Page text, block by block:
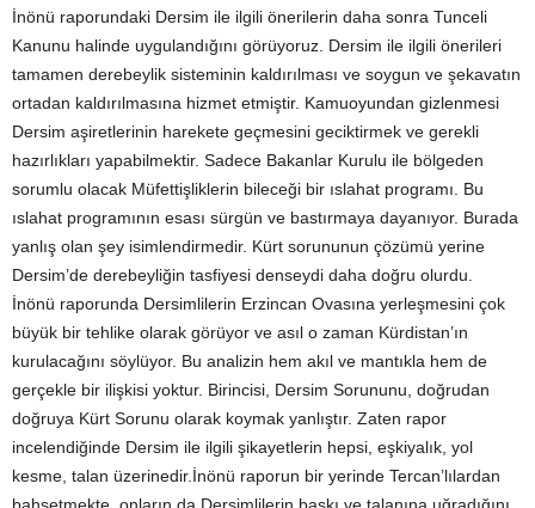
İnönü raporundaki Dersim ile ilgili önerilerin daha sonra Tunceli
Kanunu halinde uygulandığını görüyoruz. Dersim ile ilgili önerileri
tamamen derebeylik sisteminin kaldırılması ve soygun ve şekavatın
ortadan kaldırılmasına hizmet etmiştir. Kamuoyundan gizlenmesi
Dersim aşiretlerinin harekete geçmesini geciktirmek ve gerekli
hazırlıkları yapabilmektir. Sadece Bakanlar Kurulu ile bölgeden
sorumlu olacak Müfettişliklerin bileceği bir ıslahat programı. Bu
ıslahat programının esası sürgün ve bastırmaya dayanıyor. Burada
yanlış olan şey isimlendirmedir. Kürt sorununun çözümü yerine
Dersim’de derebeyliğin tasfiyesi denseydi daha doğru olurdu.
İnönü raporunda Dersimlilerin Erzincan Ovasına yerleşmesini çok
büyük bir tehlike olarak görüyor ve asıl o zaman Kürdistan’ın
kurulacağını söylüyor. Bu analizin hem akıl ve mantıkla hem de
gerçekle bir ilişkisi yoktur. Birincisi, Dersim Sorununu, doğrudan
doğruya Kürt Sorunu olarak koymak yanlıştır. Zaten rapor
incelendiğinde Dersim ile ilgili şikayetlerin hepsi, eşkiyalık, yol
kesme, talan üzerinedir.İnönü raporun bir yerinde Tercan’lılardan